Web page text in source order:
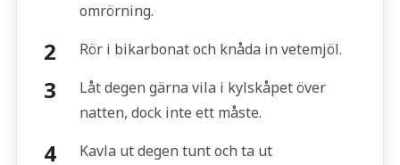
omrörning.
Rör i bikarbonat och knåda in vetemjöl.
Låt degen gärna vila i kylskåpet över
natten, dock inte ett måste.
Kavla ut degen tunt och ta ut